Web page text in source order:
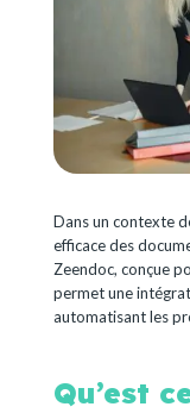
Dans un contexte
efficace des
Zeendoc, conçue
permet une
automatisant les
Qu’est